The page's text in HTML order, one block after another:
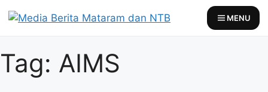
to
MENU
Tag: AIMS